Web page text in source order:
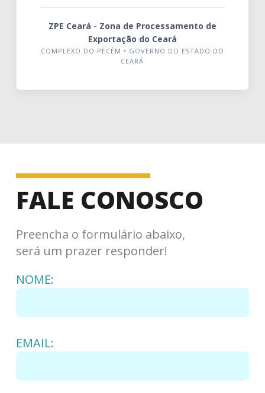
ZPE Ceará - Zona de Processamento de
Exportação do Ceará
COMPLEXO DO PECÉM • GOVERNO DO ESTADO DO
CEARÁ
FALE CONOSCO
Preencha o formulário abaixo,
será um prazer responder!
NOME:
EMAIL: